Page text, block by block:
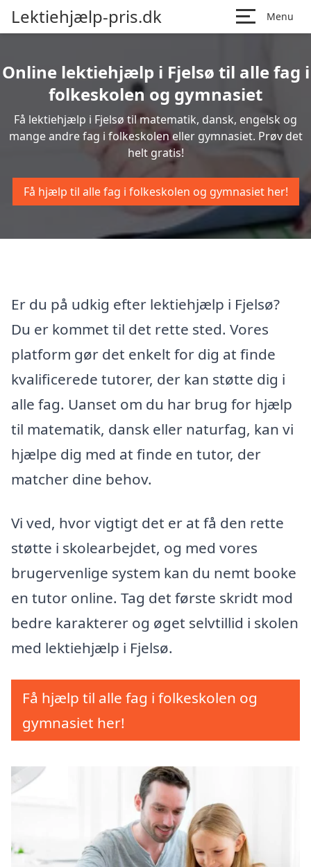
Lektiehjælp-pris.dk Menu
Online lektiehjælp i Fjelsø til alle fag i
folkeskolen og gymnasiet
Få lektiehjælp i Fjelsø til matematik, dansk, engelsk og
mange andre fag i folkeskolen eller gymnasiet. Prøv det
helt gratis!
Få hjælp til alle fag i folkeskolen og gymnasiet her!
Er du på udkig efter lektiehjælp i Fjelsø?
Du er kommet til det rette sted. Vores
platform gør det enkelt for dig at finde
kvalificerede tutorer, der kan støtte dig i
alle fag. Uanset om du har brug for hjælp
til matematik, dansk eller naturfag, kan vi
hjælpe dig med at finde en tutor, der
matcher dine behov.
Vi ved, hvor vigtigt det er at få den rette
støtte i skolearbejdet, og med vores
brugervenlige system kan du nemt booke
en tutor online. Tag det første skridt mod
bedre karakterer og øget selvtillid i skolen
med lektiehjælp i Fjelsø.
Få hjælp til alle fag i folkeskolen og
gymnasiet her!